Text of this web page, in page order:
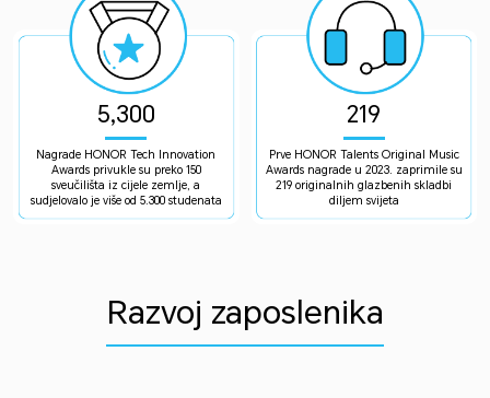
5,300
Nagrade HONOR Tech Innovation
Awards privukle su preko 150
sveučilišta iz cijele zemlje, a
sudjelovalo je više od 5.300 studenata
219
Prve HONOR Talents Original Music
Awards nagrade u 2023. zaprimile su
219 originalnih glazbenih skladbi
diljem svijeta
Razvoj zaposlenika